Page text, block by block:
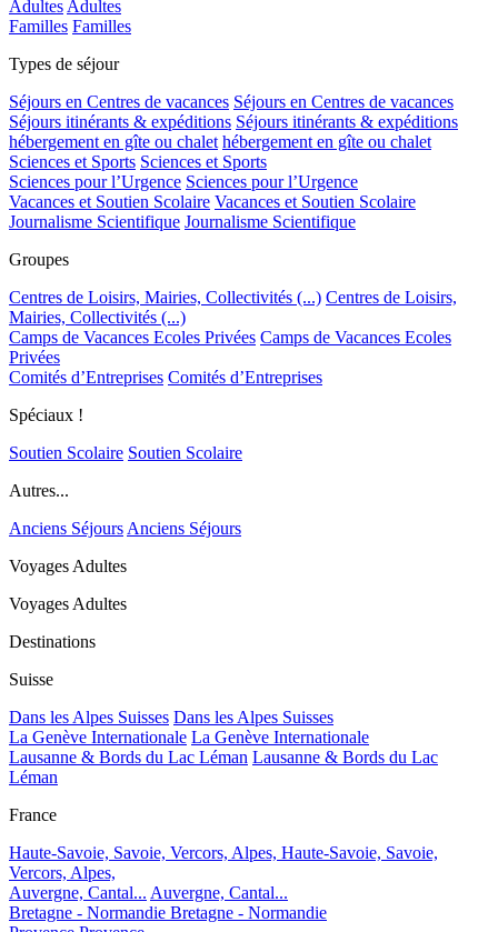
Adultes Adultes
Familles Familles
Types de séjour
Séjours en Centres de vacances Séjours en Centres de vacances
Séjours itinérants & expéditions Séjours itinérants & expéditions
hébergement en gîte ou chalet hébergement en gîte ou chalet
Sciences et Sports Sciences et Sports
Sciences pour l’Urgence Sciences pour l’Urgence
Vacances et Soutien Scolaire Vacances et Soutien Scolaire
Journalisme Scientifique Journalisme Scientifique
Groupes
Centres de Loisirs, Mairies, Collectivités (...) Centres de Loisirs,
Mairies, Collectivités (...)
Camps de Vacances Ecoles Privées Camps de Vacances Ecoles
Privées
Comités d’Entreprises Comités d’Entreprises
Spéciaux !
Soutien Scolaire Soutien Scolaire
Autres...
Anciens Séjours Anciens Séjours
Voyages Adultes
Voyages Adultes
Destinations
Suisse
Dans les Alpes Suisses Dans les Alpes Suisses
La Genève Internationale La Genève Internationale
Lausanne & Bords du Lac Léman Lausanne & Bords du Lac
Léman
France
Haute-Savoie, Savoie, Vercors, Alpes, Haute-Savoie, Savoie,
Vercors, Alpes,
Auvergne, Cantal... Auvergne, Cantal...
Bretagne - Normandie Bretagne - Normandie